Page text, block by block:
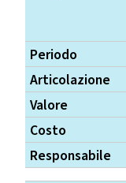
Periodo
Articolazione
Valore
Costo
Responsabile